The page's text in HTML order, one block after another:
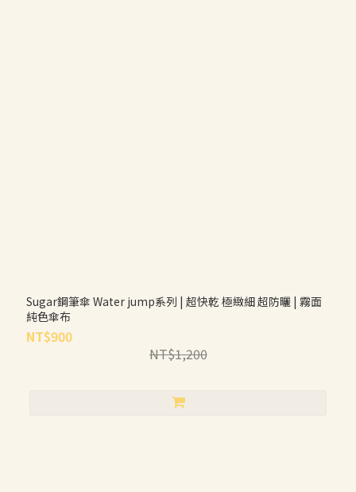
Sugar鋼筆傘 Water jump系列 | 超快乾 極緻細 超防曬 | 霧面
純色傘布
NT$900
NT$1,200